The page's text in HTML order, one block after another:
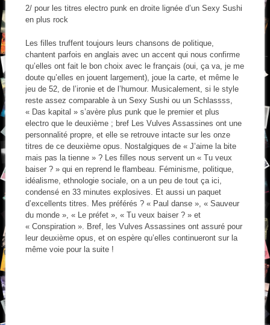
2/ pour les titres electro punk en droite lignée d’un Sexy Sushi
en plus rock
Les filles truffent toujours leurs chansons de politique,
chantent parfois en anglais avec un accent qui nous confirme
qu’elles ont fait le bon choix avec le français (oui, ça va, je me
doute qu’elles en jouent largement), joue la carte, et même le
jeu de 52, de l’ironie et de l’humour. Musicalement, si le style
reste assez comparable à un Sexy Sushi ou un Schlassss,
« Das kapital » s’avère plus punk que le premier et plus
electro que le deuxième ; bref Les Vulves Assassines ont une
personnalité propre, et elle se retrouve intacte sur les onze
titres de ce deuxième opus. Nostalgiques de « J’aime la bite
mais pas la tienne » ? Les filles nous servent un « Tu veux
baiser ? » qui en reprend le flambeau. Féminisme, politique,
idéalisme, ethnologie sociale, on a un peu de tout ça ici,
condensé en 33 minutes explosives. Et aussi un paquet
d’excellents titres. Mes préférés ? « Paul danse », « Sauveur
du monde », « Le préfet », « Tu veux baiser ? » et
« Conspiration ». Bref, les Vulves Assassines ont assuré pour
leur deuxième opus, et on espère qu’elles continueront sur la
même voie pour la suite !